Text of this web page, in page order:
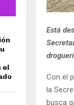
Está
Con el
la
busca
el